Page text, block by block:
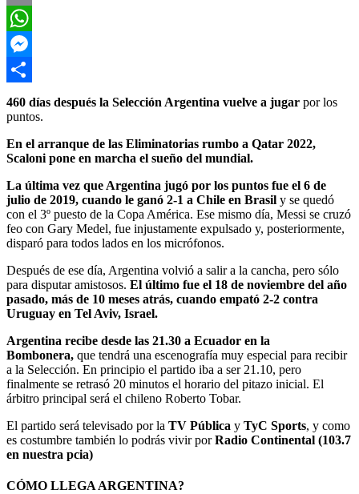
Email
WhatsApp
Messenger
Compartir
460 días después la Selección Argentina vuelve a jugar por los
puntos.
En el arranque de las Eliminatorias rumbo a Qatar 2022,
Scaloni pone en marcha el sueño del mundial.
La última vez que Argentina jugó por los puntos fue el 6 de
julio de 2019, cuando le ganó 2-1 a Chile en Brasil y se quedó
con el 3º puesto de la Copa América. Ese mismo día, Messi se cruzó
feo con Gary Medel, fue injustamente expulsado y, posteriormente,
disparó para todos lados en los micrófonos.
Después de ese día, Argentina volvió a salir a la cancha, pero sólo
para disputar amistosos. El último fue el 18 de noviembre del año
pasado, más de 10 meses atrás, cuando empató 2-2 contra
Uruguay en Tel Aviv, Israel.
Argentina recibe desde las 21.30 a Ecuador en la
Bombonera, que tendrá una escenografía muy especial para recibir
a la Selección. En principio el partido iba a ser 21.10, pero
finalmente se retrasó 20 minutos el horario del pitazo inicial. El
árbitro principal será el chileno Roberto Tobar.
El partido será televisado por la TV Pública y TyC Sports, y como
es costumbre también lo podrás vivir porRadio Continental (103.7
en nuestra pcia)
CÓMO LLEGA ARGENTINA?